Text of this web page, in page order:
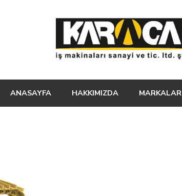
ANASAYFA HAKKIMIZDA MARKALAR